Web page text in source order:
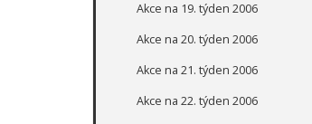
Akce na 19. týden 2006
Akce na 20. týden 2006
Akce na 21. týden 2006
Akce na 22. týden 2006